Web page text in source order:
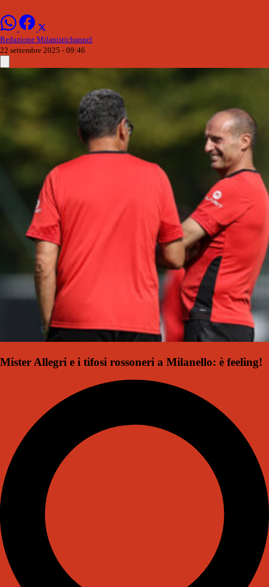
Redazione Milanistichannel
22 settembre 2025 - 09:46
Mister Allegri e i tifosi rossoneri a Milanello: è feeling!